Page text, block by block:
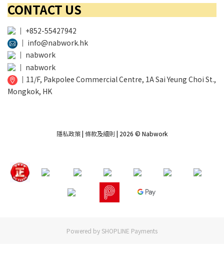
CONTACT US
│ +852-55427942
│ info@nabwork.hk
│ nabwork
│ nabwork
│ 11/F, Pakpolee Commercial Centre, 1A Sai Yeung Choi St.,
Mongkok, HK
隱私政策| 條款及細則 | 2026 © Nabwork
Powered by SHOPLINE Payments